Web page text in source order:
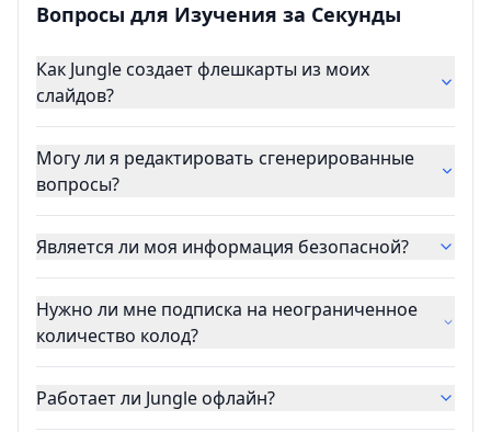
Вопросы для Изучения за Секунды
Как Jungle создает флешкарты из моих
слайдов?
Могу ли я редактировать сгенерированные
вопросы?
Является ли моя информация безопасной?
Нужно ли мне подписка на неограниченное
количество колод?
Работает ли Jungle офлайн?